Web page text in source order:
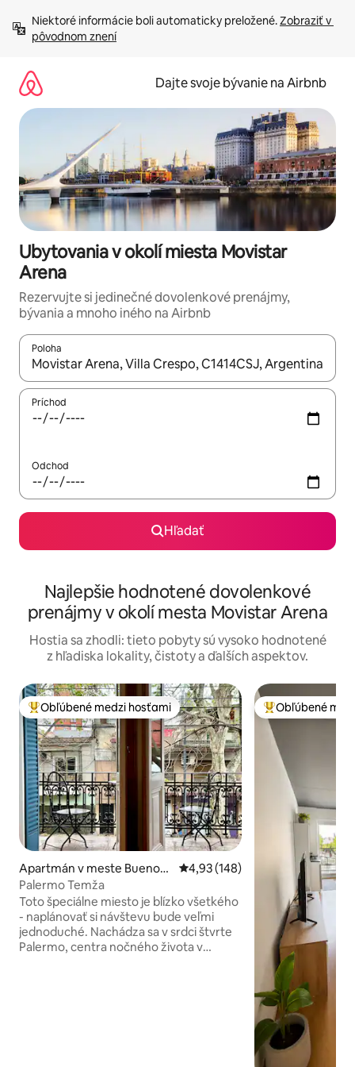
obsah.
Niektoré informácie boli automaticky preložené. Zobraziť v
pôvodnom znení
Dajte svoje bývanie na Airbnb
Ubytovania v okolí miesta Movistar
Arena
Rezervujte si jedinečné dovolenkové prenájmy,
bývania a mnoho iného na Airbnb
Poloha
Keď budú výsledky k dispozícii, môžete si ich prechádzať
Príchod
Odchod
Hľadať
Najlepšie hodnotené dovolenkové
prenájmy v okolí mesta Movistar Arena
Hostia sa zhodli: tieto pobyty sú vysoko hodnotené
z hľadiska lokality, čistoty a ďalších aspektov.
Najobľúbenejšie medzi hosťami
Obľúbené medzi hosťami
Apartmán v meste Buenos
Aires
Priemerné ohodnotenie 4,93 z
4,93 (148)
Palermo Temža
Toto špeciálne miesto je blízko všetkého
- naplánovať si návštevu bude veľmi
jednoduché. Nachádza sa v srdci štvrte
Palermo, centra nočného života v
Najobľúbenejšie
Obľúbené